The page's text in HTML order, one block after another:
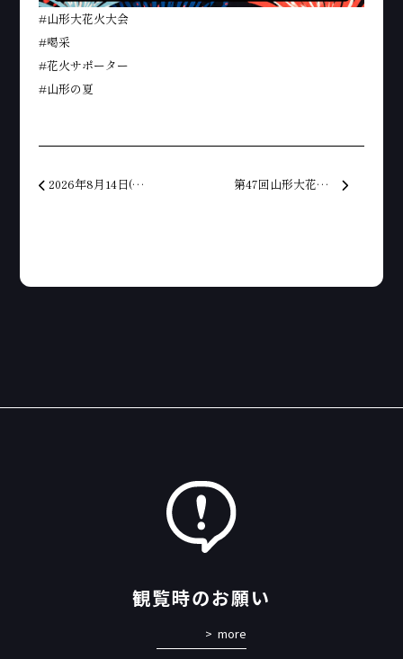
#山形大花火大会
#喝采
#花火サポーター
#山形の夏
投稿ナビゲーション
2026年8月14日(金)山形大花火大会の実施が決定いたしました。 第47回山形大花火大会早期チケット販売開始
観覧時のお願い
more